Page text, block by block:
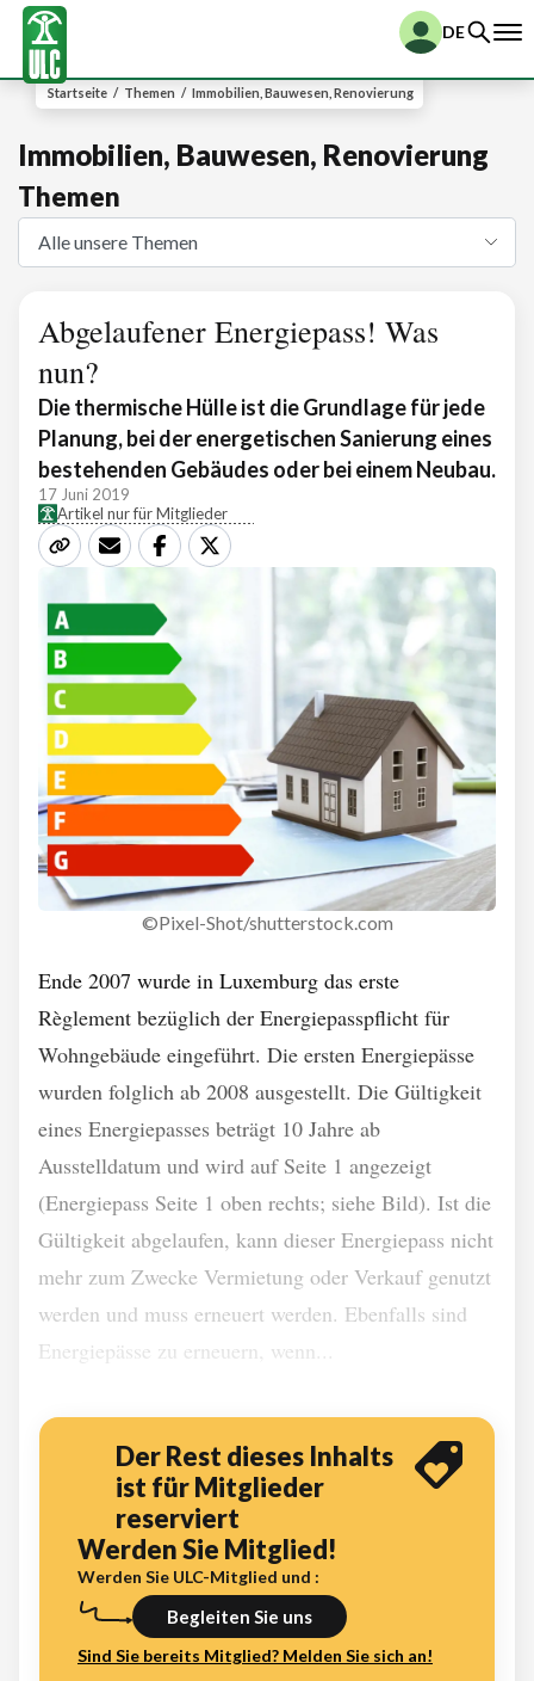
DE
Startseite / Themen / Immobilien, Bauwesen, Renovierung
Immobilien, Bauwesen, Renovierung
Themen
Abgelaufener Energiepass! Was
nun?
Die thermische Hülle ist die Grundlage für jede
Planung, bei der energetischen Sanierung eines
bestehenden Gebäudes oder bei einem Neubau.
17 Juni 2019
Artikel nur für Mitglieder
©Pixel-Shot/shutterstock.com
Ende 2007 wurde in Luxemburg das erste
Règlement bezüglich der Energiepasspflicht für
Wohngebäude eingeführt. Die ersten Energiepässe
wurden folglich ab 2008 ausgestellt. Die Gültigkeit
eines Energiepasses beträgt 10 Jahre ab
Ausstelldatum und wird auf Seite 1 angezeigt
(Energiepass Seite 1 oben rechts; siehe Bild). Ist die
Gültigkeit abgelaufen, kann dieser Energiepass nicht
mehr zum Zwecke Vermietung oder Verkauf genutzt
werden und muss erneuert werden. Ebenfalls sind
Energiepässe zu erneuern, wenn...
Der Rest dieses Inhalts
ist für Mitglieder
reserviert
Werden Sie Mitglied!
Werden Sie ULC-Mitglied und :
Begleiten Sie uns
Sind Sie bereits Mitglied? Melden Sie sich an!